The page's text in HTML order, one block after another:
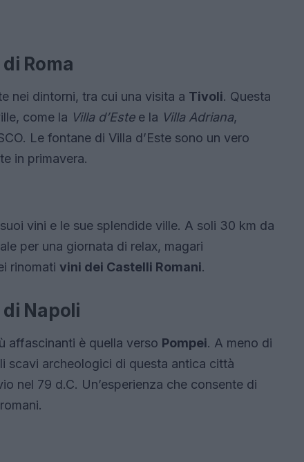
Roma
nei dintorni, tra cui una visita a Tivoli. Questa
come la Villa d’Estee la Villa Adriana,
Le fontane di Villa d’Este sono un vero
in primavera.
vini e le sue splendide ville. A soli 30 km da
per una giornata di relax, magari
rinomati vini dei Castelli Romani.
Napoli
affascinanti è quella verso Pompei. A meno di
scavi archeologici di questa antica città
nel 79 d.C. Un’esperienza che consente di